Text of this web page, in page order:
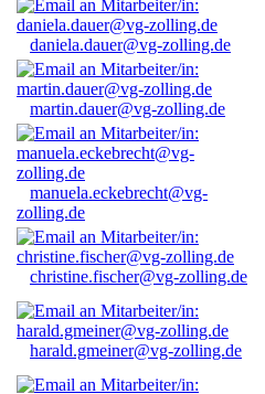
daniela.dauer@vg-zolling.de
martin.dauer@vg-zolling.de
manuela.eckebrecht@vg-
zolling.de
christine.fischer@vg-zolling.de
harald.gmeiner@vg-zolling.de